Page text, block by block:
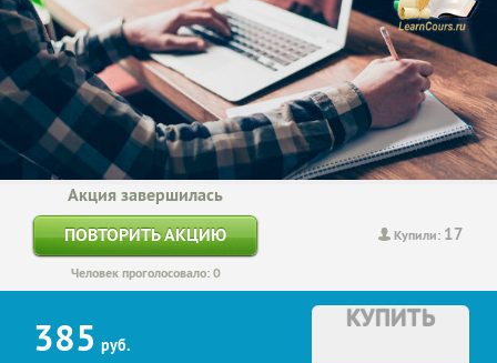
Купили: 17
Акция завершилась
ПОВТОРИТЬ АКЦИЮ
Человек проголосовало: 0
385 руб.
КУПИТЬ